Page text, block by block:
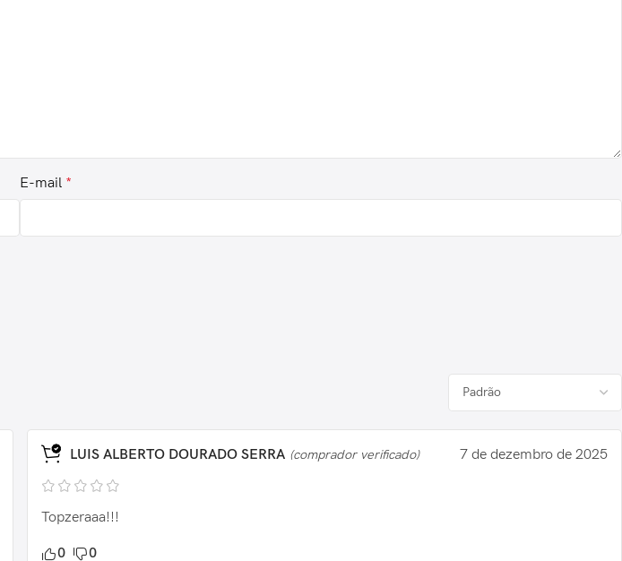
LUIS ALBERTO DOURADO SERRA (comprador verificado) 7 de dezembro de 2025
Topzeraaa!!!
0 0
E-mail *